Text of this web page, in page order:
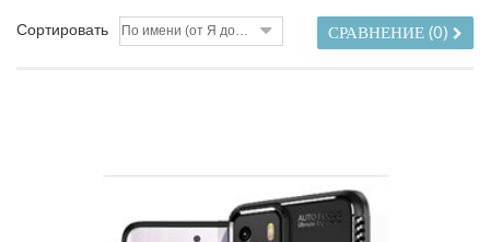
Сортировать По имени (от Я до A) СРАВНЕНИЕ (0)